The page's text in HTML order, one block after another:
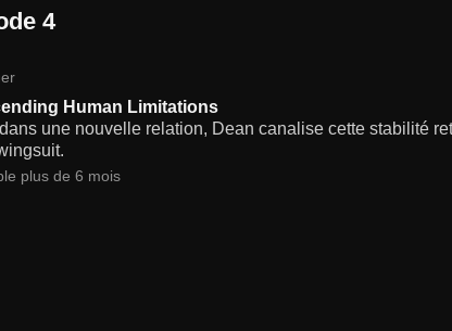
4
Human Limitations
dans une nouvelle relation, Dean canalise cette stabilité
plus de 6 mois